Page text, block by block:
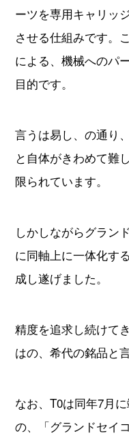
ーツを専用キャリッ
させる仕組みです。
による、機械へのパ
目的です。
言うは易し、の通り
と自体がきわめて難
限られています。
しかしながらグラン
に同軸上に一体化す
成し遂げました。
精度を追求し続けて
はの、希代の銘品と
なお、T0は同年7月
の、「グランドセイ